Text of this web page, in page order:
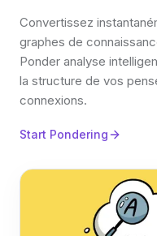
Convertissez
graphes de
Ponder analyse
la structure de vos
connexions.
Start Pondering